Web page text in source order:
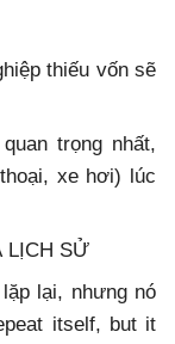
thiếu vốn sẽ
trọng nhất,
xe hơi) lúc
LỊCH SỬ
lại, nhưng nó
itself, but it